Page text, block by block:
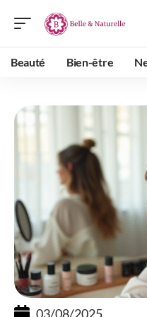
Beauté Bien-être
03/08/2025